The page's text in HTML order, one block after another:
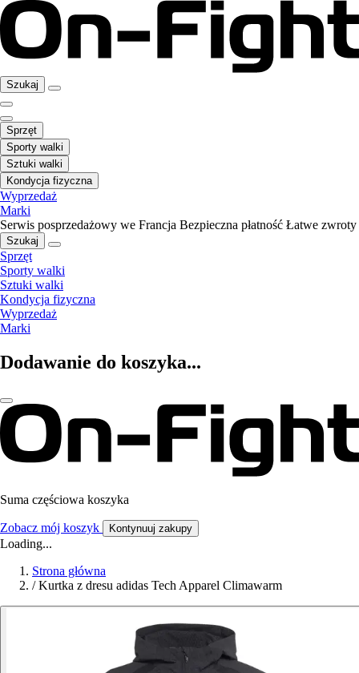
Szukaj
Sprzęt
Sporty walki
Sztuki walki
Kondycja fizyczna
Wyprzedaż
Marki
Serwis posprzedażowy we Francja Bezpieczna płatność Łatwe zwroty
Szukaj
Sprzęt
Sporty walki
Sztuki walki
Kondycja fizyczna
Wyprzedaż
Marki
Dodawanie do koszyka...
Suma częściowa koszyka
Zobacz mój koszyk Kontynuuj zakupy
Loading...
Strona główna
/ Kurtka z dresu adidas Tech Apparel Climawarm